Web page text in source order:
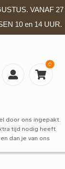
VANAF 27
10 en 14 UUR.
0
door ons ingepakt.
tijd nodig heeft
dan je van ons